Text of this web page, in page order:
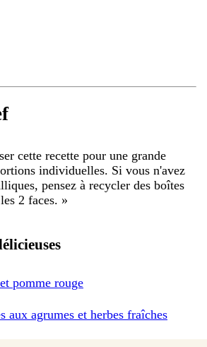
cette recette pour une grande
individuelles. Si vous n'avez
pensez à recycler des boîtes
2 faces. »
pomme rouge
aux agrumes et herbes fraîches